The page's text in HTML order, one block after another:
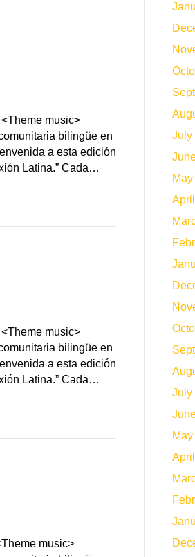
music>
bilingüe en
a esta edición
Latina.” Cada…
music>
bilingüe en
a esta edición
Latina.” Cada…
music>
July
July